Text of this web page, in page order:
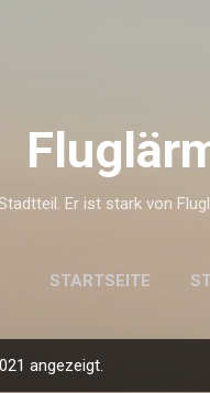
Er ist stark von
STARTSEITE
angezeigt.